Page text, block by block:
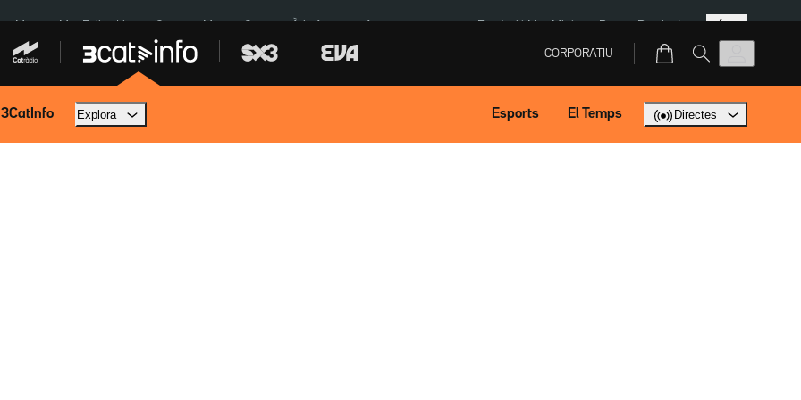
a Meta Mor Felipe Lipe Ceuta Menors Ceuta Àtic Ayuso Aparcament agost Fundació Mas Miró eBay Perpinyà Més
CORPORATIU
3CatInfo Explora Esports El Temps Directes